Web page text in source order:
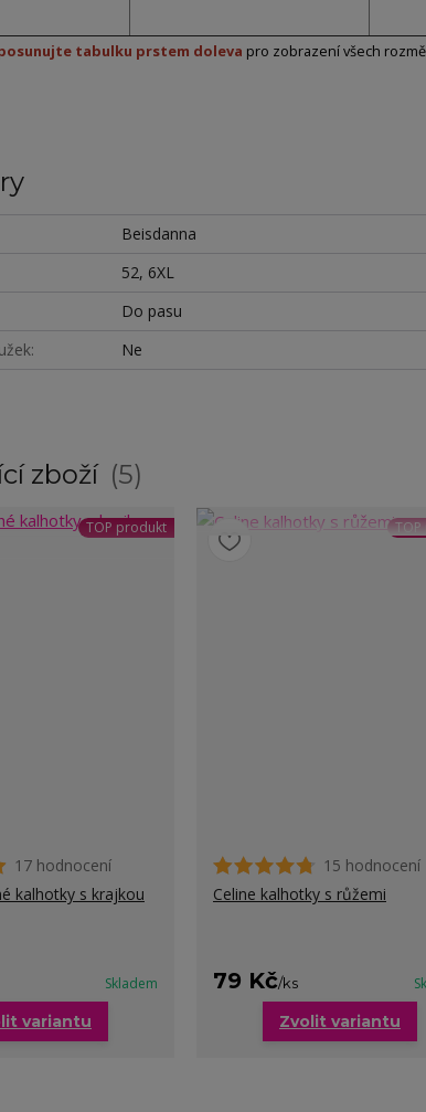
tabulku prstem doleva pro zobrazení všech
Beisdanna
52, 6XL
Do pasu
Ne
zboží 5
TOP produkt
17 hodnocení
kalhotky s krajkou
Skladem
variantu
15 hodnocení
Celine kalhotky s růžemi
79 Kč/ks
Zvolit variantu